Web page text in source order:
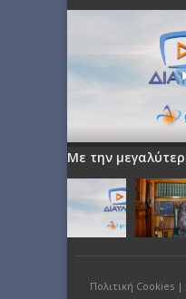
Με την
Πολιτική Cookies|